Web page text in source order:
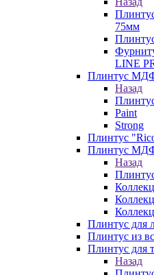
75мм
LINE
Плинтус
Назад
Paint
Strong
Плинтус
Плинтус
Назад
Плинтус для
Плинтус из
Плинтус для
Назад